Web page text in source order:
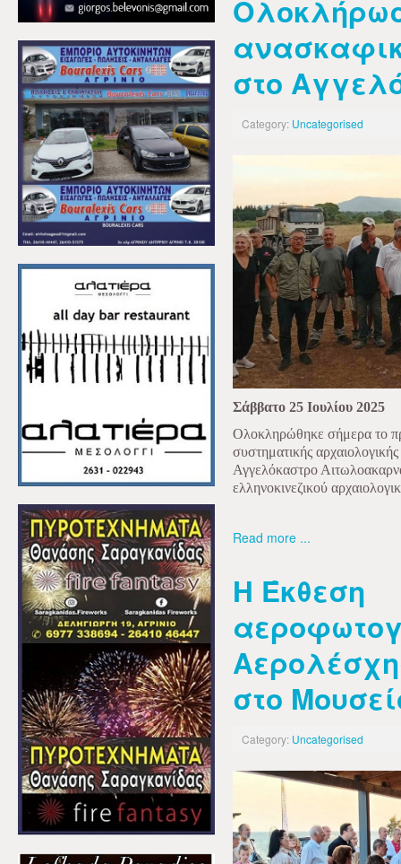
στο
Category: Uncategorised
Σάββατο 25 Ιουλίου 2025
Ολοκληρώθηκε σήμερα το
συστηματικής
Αγγελόκαστρο
ελληνοκινεζικού
Read more ...
Η Έκθεση
στο
Category: Uncategorised